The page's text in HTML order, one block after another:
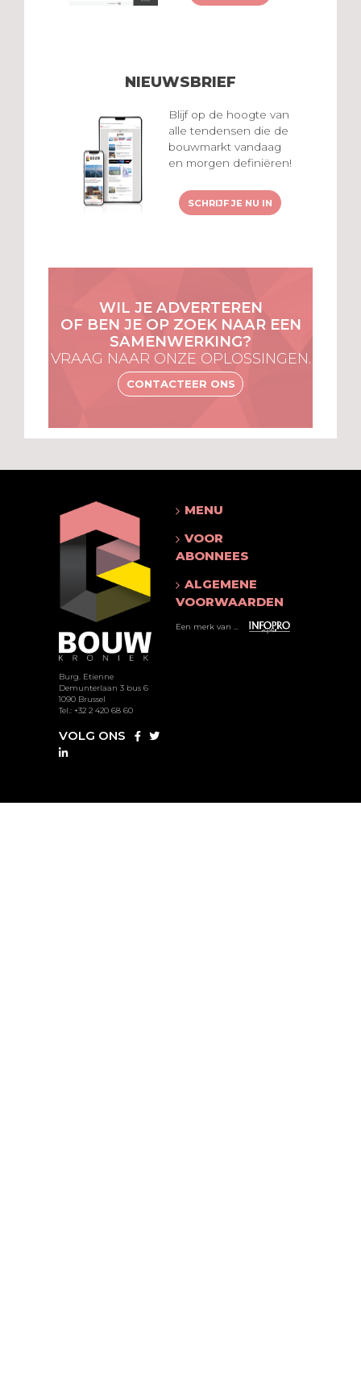
NIEUWSBRIEF
Blijf op de hoogte van
alle tendensen die de
bouwmarkt vandaag
en morgen definiëren!
SCHRIJF JE NU IN
WIL JE ADVERTEREN
OF BEN JE OP ZOEK NAAR EEN
SAMENWERKING?
VRAAG NAAR ONZE OPLOSSINGEN.
CONTACTEER ONS
Burg. Etienne
Demunterlaan 3 bus 6
1090 Brussel
Tel.: +32 2 420 68 60
VOLG ONS
MENU
VOOR
ABONNEES
ALGEMENE
VOORWAARDEN
Een merk van ...